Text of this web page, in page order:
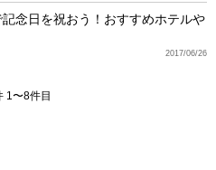
念日を祝おう！おすすめホテルや
2017/06/26
1〜8件目